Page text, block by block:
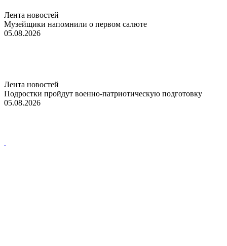
Лента новостей
Музейщики напомнили о первом салюте
05.08.2026
Лента новостей
Подростки пройдут военно-патриотическую подготовку
05.08.2026